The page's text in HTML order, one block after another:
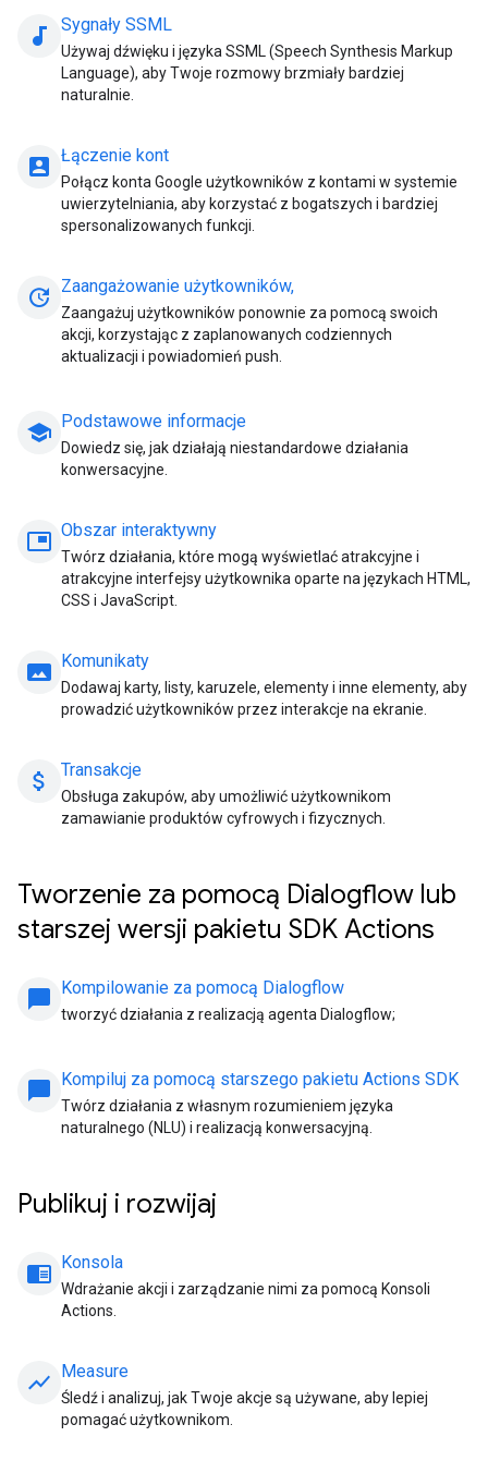
audiotrack Sygnały SSML
Używaj dźwięku i języka SSML (Speech Synthesis Markup
Language), aby Twoje rozmowy brzmiały bardziej
naturalnie.
account_box Łączenie kont
Połącz konta Google użytkowników z kontami w systemie
uwierzytelniania, aby korzystać z bogatszych i bardziej
spersonalizowanych funkcji.
update Zaangażowanie użytkowników,
Zaangażuj użytkowników ponownie za pomocą swoich
akcji, korzystając z zaplanowanych codziennych
aktualizacji i powiadomień push.
school Podstawowe informacje
Dowiedz się, jak działają niestandardowe działania
konwersacyjne.
picture_in_picture Obszar interaktywny
Twórz działania, które mogą wyświetlać atrakcyjne i
atrakcyjne interfejsy użytkownika oparte na językach HTML,
CSS i JavaScript.
panorama Komunikaty
Dodawaj karty, listy, karuzele, elementy i inne elementy, aby
prowadzić użytkowników przez interakcje na ekranie.
attach_money Transakcje
Obsługa zakupów, aby umożliwić użytkownikom
zamawianie produktów cyfrowych i fizycznych.
Tworzenie za pomocą Dialogflow lub
starszej wersji pakietu SDK Actions
chat_bubble Kompilowanie za pomocą Dialogflow
tworzyć działania z realizacją agenta Dialogflow;
chat_bubble Kompiluj za pomocą starszego pakietu Actions SDK
Twórz działania z własnym rozumieniem języka
naturalnego (NLU) i realizacją konwersacyjną.
Publikuj i rozwijaj
chrome_reader_mode Konsola
Wdrażanie akcji i zarządzanie nimi za pomocą Konsoli
Actions.
show_chart Measure
Śledź i analizuj, jak Twoje akcje są używane, aby lepiej
pomagać użytkownikom.